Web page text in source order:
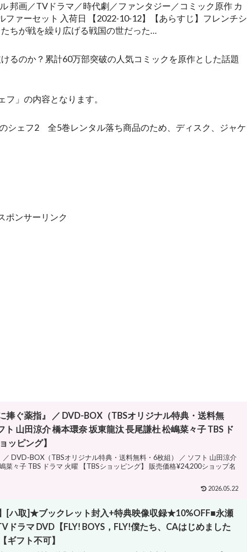
邦画／TVドラマ／時代劇／ファンタジー／コミック原作 カ
ァーセット 入荷日 【2022-10-12】【あらすじ】フレンチシ
ちが戦を繰り広げる戦国の世だった…
るのか？累計60万部突破の人気コミックを原作とした話題
」の内容となります。
シェフ2 全5巻レンタル落ち商品のため、ディスク、ジャケ
ポンサーリンク
捧ぐ薬指』 ／ DVD-BOX（TBSオリジナル特典・送料無
ト 山田涼介 橋本環奈 坂東龍汰 長尾謙杜 松嶋菜々子 TBS ド
ッピング】
DVD-BOX（TBSオリジナル特典・送料無料・6枚組） ／ ソフト 山田涼介
菜々子 TBS ドラマ 火曜 【TBSショッピング】 販売価格¥24,200ショップ名
2026.05.22
】[ハ取]★ブックレット封入+特典映像収録★10%OFF■永瀬
ドラマ DVD【FLY! BOYS，FLY!僕たち、CAはじめました
ギフト不可】